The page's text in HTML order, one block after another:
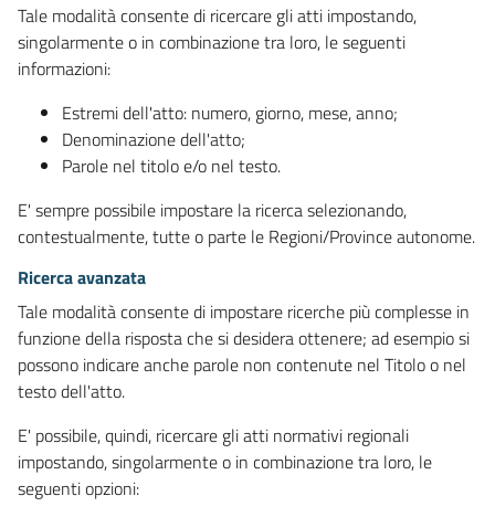
Tale modalità consente di ricercare gli atti impostando,
singolarmente o in combinazione tra loro, le seguenti
informazioni:
Estremi dell'atto: numero, giorno, mese, anno;
Denominazione dell'atto;
Parole nel titolo e/o nel testo.
E' sempre possibile impostare la ricerca selezionando,
contestualmente, tutte o parte le Regioni/Province autonome.
Ricerca avanzata
Tale modalità consente di impostare ricerche più complesse in
funzione della risposta che si desidera ottenere; ad esempio si
possono indicare anche parole non contenute nel Titolo o nel
testo dell'atto.
E' possibile, quindi, ricercare gli atti normativi regionali
impostando, singolarmente o in combinazione tra loro, le
seguenti opzioni: